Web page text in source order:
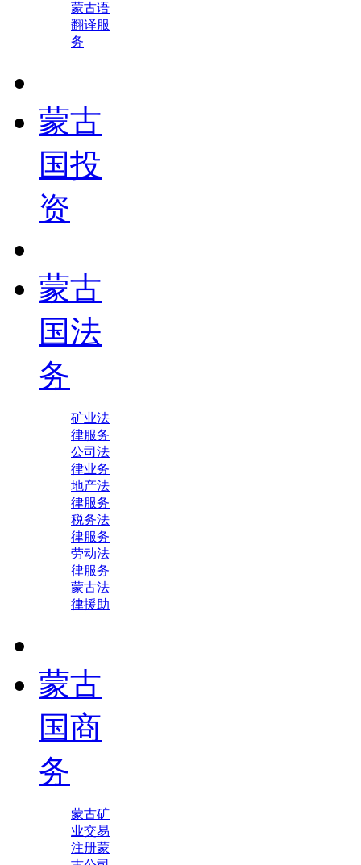
蒙古语
翻译服
务
蒙古
国投
资
蒙古
国法
务
矿业法
律服务
公司法
律业务
地产法
律服务
税务法
律服务
劳动法
律服务
蒙古法
律援助
蒙古
国商
务
蒙古矿
业交易
注册蒙